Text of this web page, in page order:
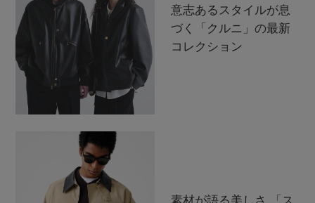
意志あるスタイルが息
づく「クルニ」の最新
コレクション